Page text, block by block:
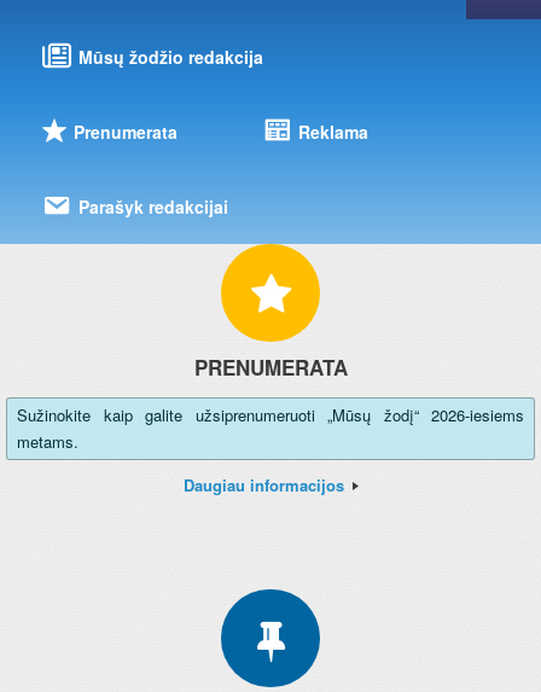
Mūsų žodžio redakcija
Prenumerata Reklama
Parašyk redakcijai
PRENUMERATA
Sužinokite kaip galite užsiprenumeruoti „Mūsų žodį“ 2026-iesiems
metams.
Daugiau informacijos